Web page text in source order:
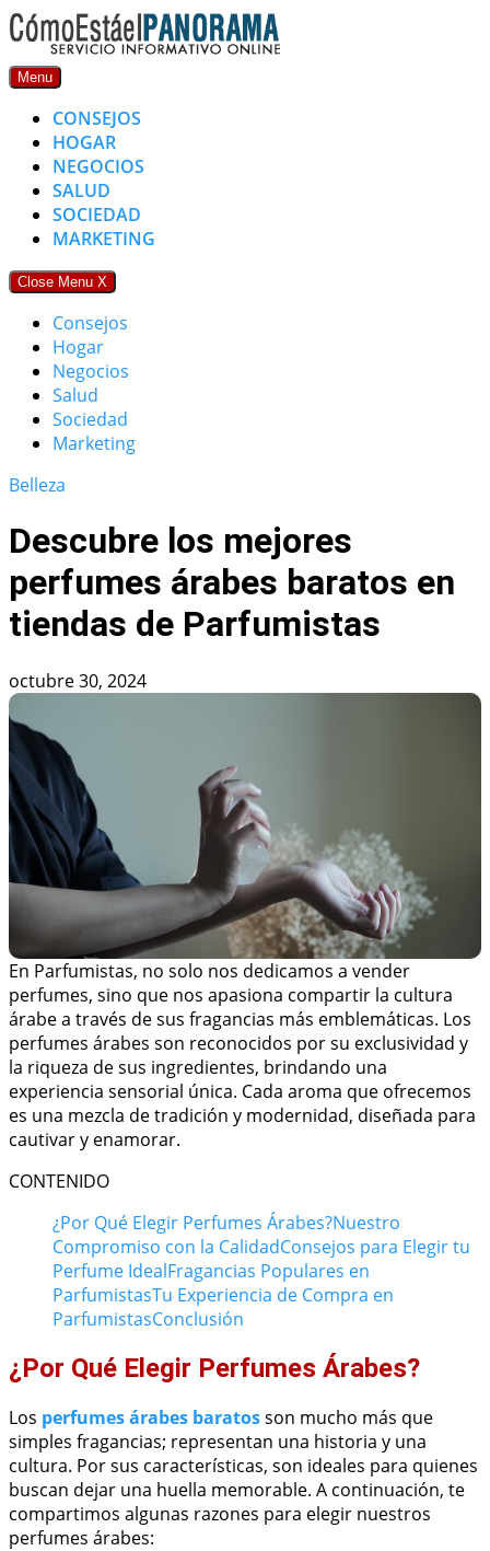
Skip
to
content
Menu
CONSEJOS
HOGAR
NEGOCIOS
SALUD
SOCIEDAD
MARKETING
Close Menu X
Consejos
Hogar
Negocios
Salud
Sociedad
Marketing
Belleza
Descubre los mejores
perfumes árabes baratos en
tiendas de Parfumistas
octubre 30, 2024
En Parfumistas, no solo nos dedicamos a vender
perfumes, sino que nos apasiona compartir la cultura
árabe a través de sus fragancias más emblemáticas. Los
perfumes árabes son reconocidos por su exclusividad y
la riqueza de sus ingredientes, brindando una
experiencia sensorial única. Cada aroma que ofrecemos
es una mezcla de tradición y modernidad, diseñada para
cautivar y enamorar.
CONTENIDO
¿Por Qué Elegir Perfumes Árabes?Nuestro
Compromiso con la CalidadConsejos para Elegir tu
Perfume IdealFragancias Populares en
ParfumistasTu Experiencia de Compra en
ParfumistasConclusión
¿Por Qué Elegir Perfumes Árabes?
Los perfumes árabes baratosson mucho más que
simples fragancias; representan una historia y una
cultura. Por sus características, son ideales para quienes
buscan dejar una huella memorable. A continuación, te
compartimos algunas razones para elegir nuestros
perfumes árabes: